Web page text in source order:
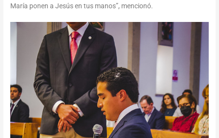
María ponen a Jesús en tus manos”, mencionó.